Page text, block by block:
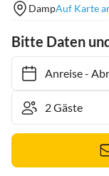
DampAuf Karte
Bitte Daten
Anreise-